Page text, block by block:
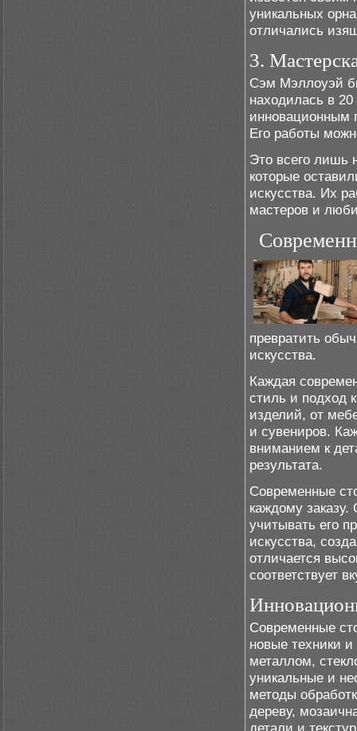
уникальных
отличались
3.
Сэм Мэллоуэй
находилась в
инновационным
Его работы
Это всего лишь
которые
искусства. Их
мастеров и
превратить
искусства.
Каждая
стиль и подход
изделий, от
и сувениров.
вниманием к
результата.
Современные
каждому
учитывать его
искусства,
отличается
соответствует
Современные
новые техники
металлом,
уникальные и
методы
дереву,
детали и